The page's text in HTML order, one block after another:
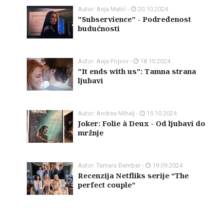
Autor: Anja Matić - 20.10.2024
"Subservience" - Podređenost
budućnosti
Autor: Anja Popov - 18.10.2024
"It ends with us": Tamna strana
ljubavi
Autor: Andrea Mihalj - 15.10.2024
Joker: Folie à Deux - Od ljubavi do
mržnje
Autor: Tamara Đember - 19.09.2024
Recenzija Netfliks serije “The
perfect couple”